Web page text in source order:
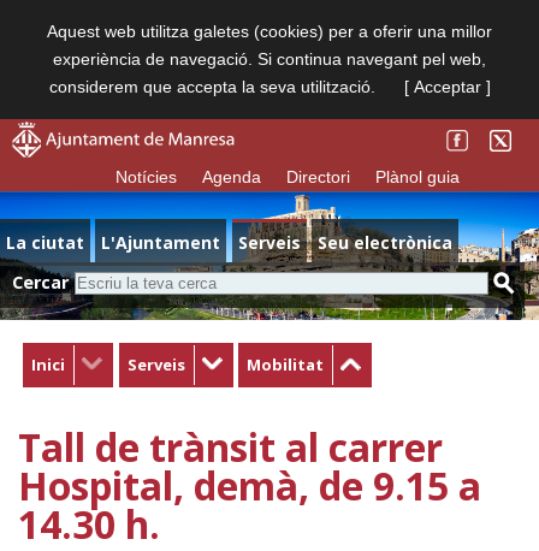
Aquest web utilitza galetes (cookies) per a oferir una millor
experiència de navegació. Si continua navegant pel web,
considerem que accepta la seva utilització.
[ Acceptar ]
Notícies Agenda Directori Plànol guia
La ciutat L'Ajuntament Serveis
Seu electrònica
Cercar
Inici Serveis Mobilitat
Tall de trànsit al carrer
Hospital, demà, de 9.15 a
14.30 h.